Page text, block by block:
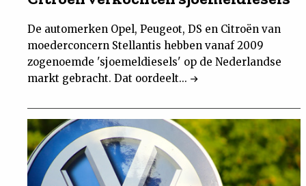
De automerken Opel, Peugeot, DS en Citroën van
moederconcern Stellantis hebben vanaf 2009
zogenoemde 'sjoemeldiesels' op de Nederlandse
markt gebracht. Dat oordeelt...